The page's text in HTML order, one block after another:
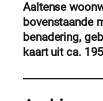
Aaltense
bovenstaande
benadering,
kaart uit ca.